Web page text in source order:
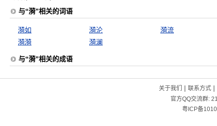
与“漪”相关的词语
漪如 漪沦
漪流
漪漪
漪澜
与“漪”相关的成语
关于我们 | 联系方式|
官方QQ交流群:
粤ICP备